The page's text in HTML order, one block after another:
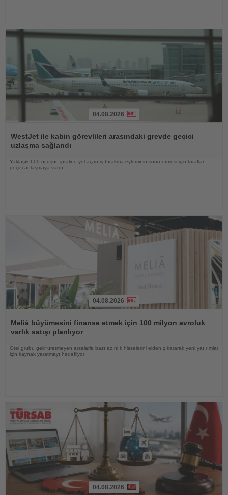
Oku
04.08.2026
WestJet ile kabin görevlileri arasındaki grevde geçici
uzlaşma sağlandı
Yaklaşık 600 uçuşun iptaline yol açan iş bırakma eyleminin sona ermesi için taraflar
geçici anlaşmaya vardı
Oku
04.08.2026
Meliá büyümesini finanse etmek için 100 milyon avroluk
varlık satışı planlıyor
Otel grubu gelir üretmeyen arsalarla bazı azınlık hisselerini elden çıkararak yeni yatırımlar
için kaynak yaratmayı hedefliyor
04.08.2026